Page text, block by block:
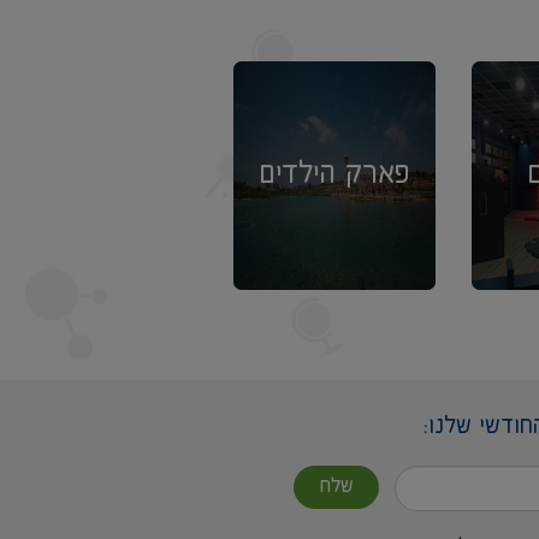
פארק הילדים
שלנו:
שלח